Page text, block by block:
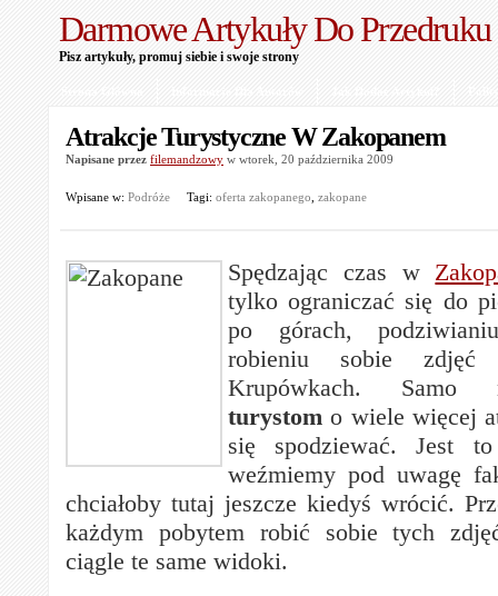
Darmowe Artykuły Do Przedruku
Pisz artykuły, promuj siebie i swoje strony
Atrakcje Turystyczne W Zakopanem
Napisane przez filemandzowy w wtorek, 20 października 2009
Wpisane w: Podróże Tagi: oferta zakopanego zakopane
Spędzając czas w
tylko ograniczać się do
po górach,
robieniu sobie
Krupówkach.
turystom o wiele więcej
się spodziewać. Jest
weźmiemy pod uwagę
chciałoby tutaj jeszcze kiedyś wrócić.
każdym pobytem robić sobie tych
ciągle te same widoki.